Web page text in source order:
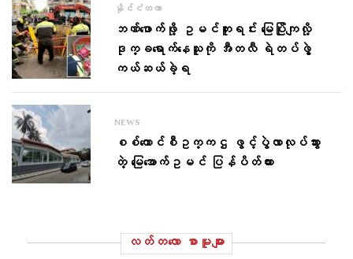
နိုင်ငံတကာ
ဘဏ်ဖောက်ဖို့ ဥမင်တူးရင်း မြေပြိုကျလို့
ဒုက္ခရောက်နေသူကို အီတလီ ရဲတပ်ဖွဲ့
ကယ်ဆယ်ခဲ့ရ
NEWS
စစ်ကောင်စီဥက္ကဌ ဖွင့်ပွဲလာလုပ်သွား
တဲ့ မြေအောက်ဥမင် ပြန်ပိတ်ထား
လတ်တ‌လော စာမူများ